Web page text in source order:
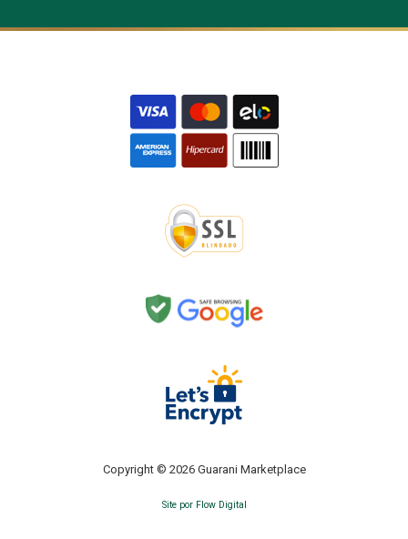
Copyright © 2026 Guarani Marketplace
Site por Flow Digital